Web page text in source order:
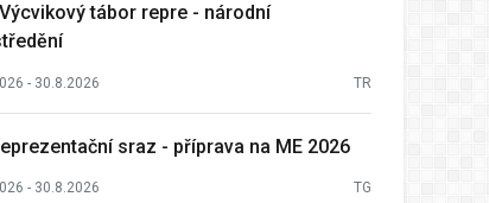
tábor repre - národní
- 30.8.2026 TR
sraz - příprava na ME 2026
- 30.8.2026 TG